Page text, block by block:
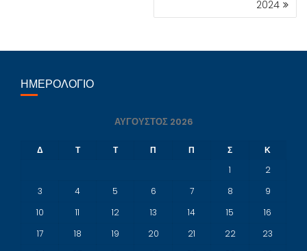
2024
ΗΜΕΡΟΛΌΓΙΟ
ΑΎΓΟΥΣΤΟΣ 2026
Δ Τ Τ Π Π Σ
Κ
1
2
3
4 5 6 7 8
9
10
11 12 13 14 15
16
17
18 19 20 21 22
23